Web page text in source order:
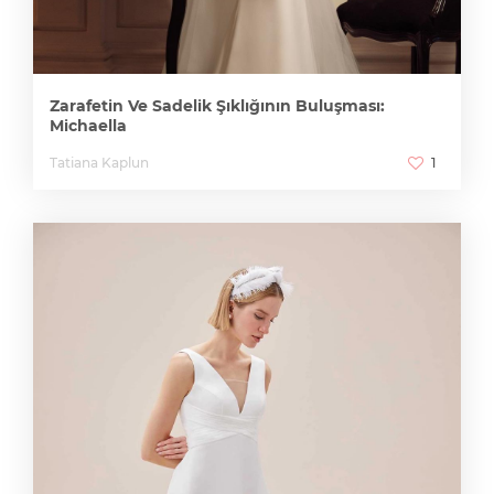
Zarafetin Ve Sadelik Şıklığının Buluşması:
Michaella
Tatiana Kaplun 1